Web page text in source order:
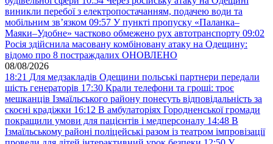
виникли перебої з електропостачанням, подачею води та
мобільним звʼязком 09:57 У пункті пропуску «Паланка–
Маяки–Удобне» частково обмежено рух автотранспорту 09:02
Росія здійснила масовану комбіновану атаку на Одещину:
відомо про 8 постраждалих ОНОВЛЕНО
08/08/2026
18:21 Для медзакладів Одещини польські партнери передали
шість генераторів 17:30 Крали телефони та гроші: троє
мешканців Ізмаїльського району понесуть відповідальність за
скоєні крадіжки 16:12 В амбулаторіях Городненської громади
покращили умови для пацієнтів і медперсоналу 14:48 В
Ізмаїльському районі поліцейські разом із театром імпровізації